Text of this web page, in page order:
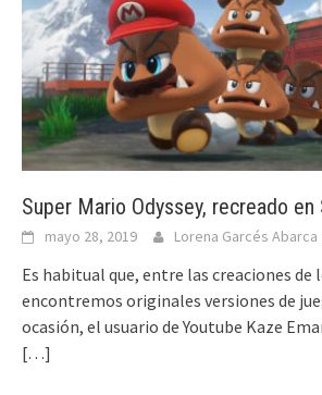
Super Mario Odyssey, recreado
mayo 28, 2019 Lorena Garcés Abarca
Es habitual que, entre las creaciones de
encontremos originales versiones de
ocasión, el usuario de Youtube Kaze
[…]